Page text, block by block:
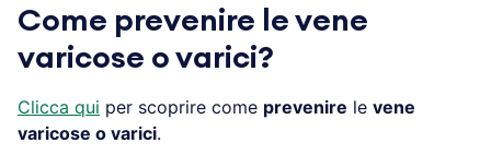
Come prevenire le vene
varicose o varici?
Clicca qui per scoprire come prevenire le vene
varicose o varici.